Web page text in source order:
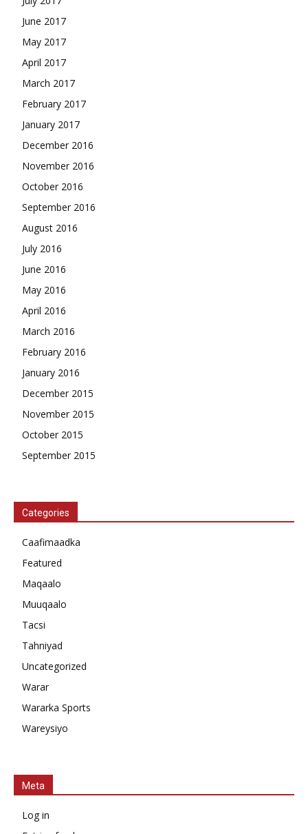
June 2017
May 2017
April 2017
March 2017
February 2017
January 2017
December 2016
November 2016
October 2016
September 2016
August 2016
July 2016
June 2016
May 2016
April 2016
March 2016
February 2016
January 2016
December 2015
November 2015
October 2015
September 2015
Categories
Caafimaadka
Featured
Maqaalo
Muuqaalo
Tacsi
Tahniyad
Uncategorized
Warar
Wararka Sports
Wareysiyo
Meta
Log in